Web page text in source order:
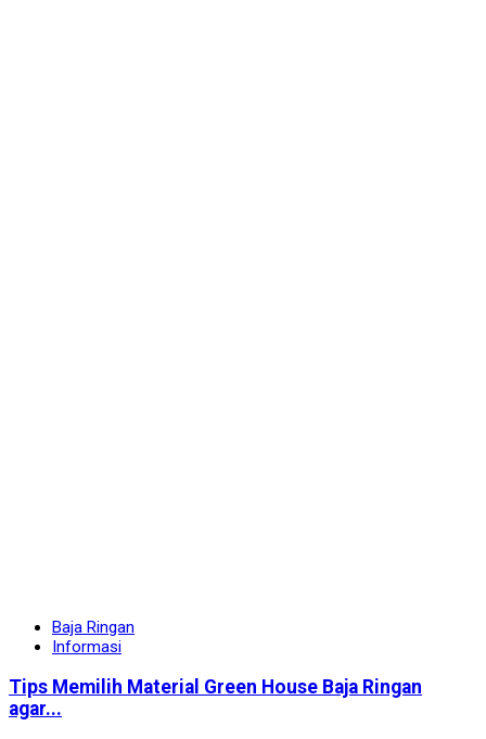
Baja Ringan
Informasi
Tips Memilih Material Green House Baja Ringan
agar...